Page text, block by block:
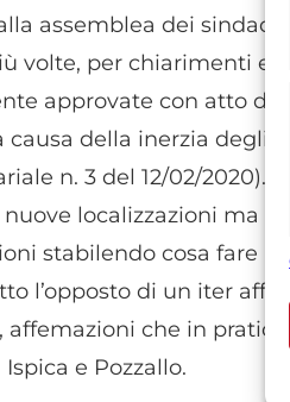
assemblea dei sindaci
volte, per chiarimenti e
approvate con atto
causa della inerzia degli
n. 3 del 12/02/2020).
localizzazioni ma
stabilendo cosa fare
l’opposto di un iter
affemazioni che in
e Pozzallo.